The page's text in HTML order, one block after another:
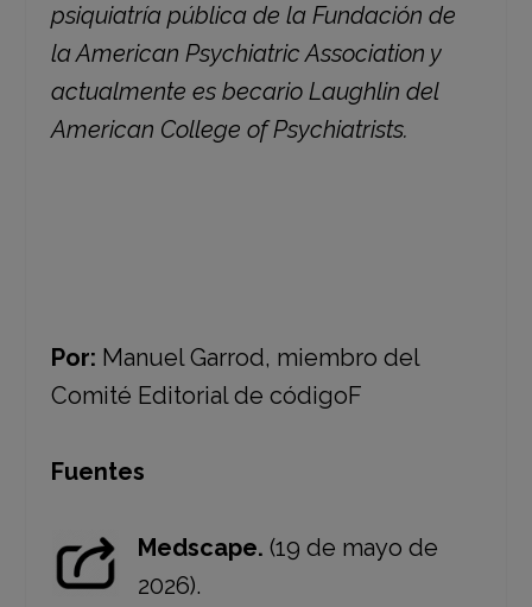
psiquiatría pública de la Fundación de
la American Psychiatric Association y
actualmente es becario Laughlin del
American College of Psychiatrists.
Por: Manuel Garrod, miembro del
Comité Editorial de códigoF
Fuentes
Medscape. (19 de mayo de
2026).